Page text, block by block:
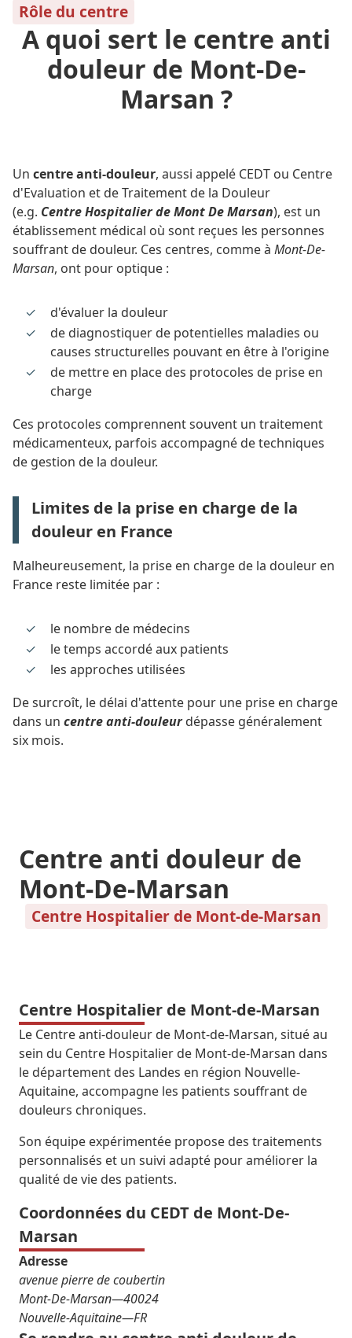
Rôle du centre
A quoi sert le centre anti
douleur de Mont-De-
Marsan ?
Un centre anti-douleur, aussi appelé CEDT ou Centre
d'Evaluation et de Traitement de la Douleur
(e.g. Centre Hospitalier de Mont De Marsan), est un
établissement médical où sont reçues les personnes
souffrant de douleur. Ces centres, comme à Mont-De-
Marsan, ont pour optique :
d'évaluer la douleur
de diagnostiquer de potentielles maladies ou
causes structurelles pouvant en être à l'origine
de mettre en place des protocoles de prise en
charge
Ces protocoles comprennent souvent un traitement
médicamenteux, parfois accompagné de techniques
de gestion de la douleur.
Limites de la prise en charge de la
douleur en France
Malheureusement, la prise en charge de la douleur en
France reste limitée par :
le nombre de médecins
le temps accordé aux patients
les approches utilisées
De surcroît, le délai d'attente pour une prise en charge
dans un centre anti-douleurdépasse généralement
six mois.
Centre anti douleur de
Mont-De-Marsan
Centre Hospitalier de Mont-de-Marsan
Centre Hospitalier de Mont-de-Marsan
Le Centre anti-douleur de Mont-de-Marsan, situé au
sein du Centre Hospitalier de Mont-de-Marsan dans
le département des Landes en région Nouvelle-
Aquitaine, accompagne les patients souffrant de
douleurs chroniques.
Son équipe expérimentée propose des traitements
personnalisés et un suivi adapté pour améliorer la
qualité de vie des patients.
Coordonnées du CEDT de Mont-De-
Marsan
Adresse
avenue pierre de coubertin
Mont-De-Marsan—40024
Nouvelle-Aquitaine—FR